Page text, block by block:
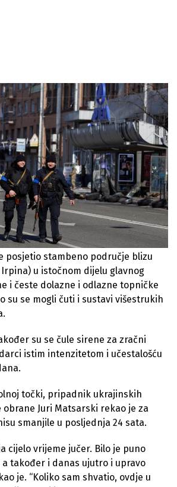
posjetio stambeno područje blizu
u istočnom dijelu glavnog
i česte dolazne i odlazne topničke
su se mogli čuti i sustavi višestrukih
su se čule sirene za zračni
istim intenzitetom i učestalošću
točki, pripadnik ukrajinskih
Juri Matsarski rekao je za
smanjile u posljednja 24 sata.
cijelo vrijeme jučer. Bilo je puno
također i danas ujutro i upravo
je. “Koliko sam shvatio, ovdje u